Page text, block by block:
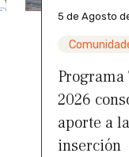
5 de Agosto
2026
aporte a la
inserción